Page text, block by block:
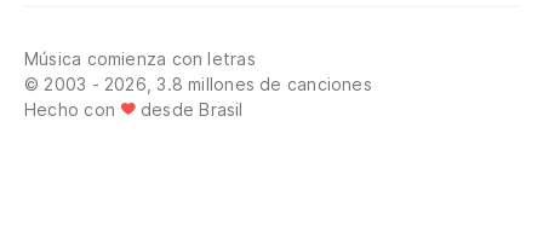
Música comienza con letras
© 2003 - 2026, 3.8 millones de canciones
Hecho con
desde Brasil